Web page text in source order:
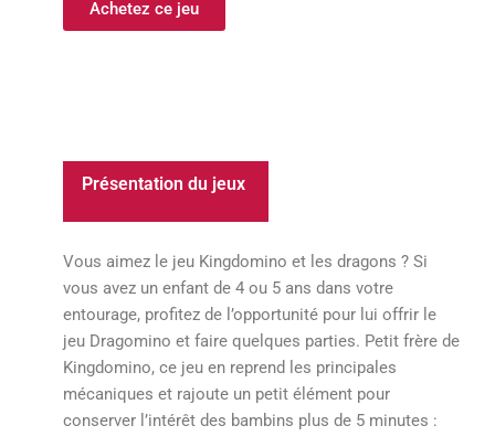
Achetez ce jeu
Présentation du jeux
Vous aimez le jeu Kingdomino et les dragons ? Si
vous avez un enfant de 4 ou 5 ans dans votre
entourage, profitez de l’opportunité pour lui offrir le
jeu Dragomino et faire quelques parties. Petit frère de
Kingdomino, ce jeu en reprend les principales
mécaniques et rajoute un petit élément pour
conserver l’intérêt des bambins plus de 5 minutes :